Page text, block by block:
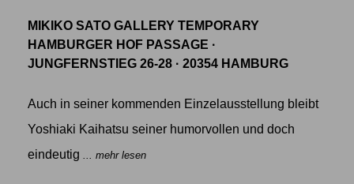
MIKIKO SATO GALLERY TEMPORARY
HAMBURGER HOF PASSAGE ·
JUNGFERNSTIEG 26-28 · 20354 HAMBURG
Auch in seiner kommenden Einzelausstellung bleibt
Yoshiaki Kaihatsu seiner humorvollen und doch
eindeutig
... mehr lesen